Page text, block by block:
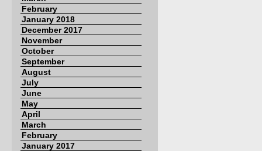
February
January 2018
December 2017
November
October
September
August
July
June
May
April
March
February
January 2017